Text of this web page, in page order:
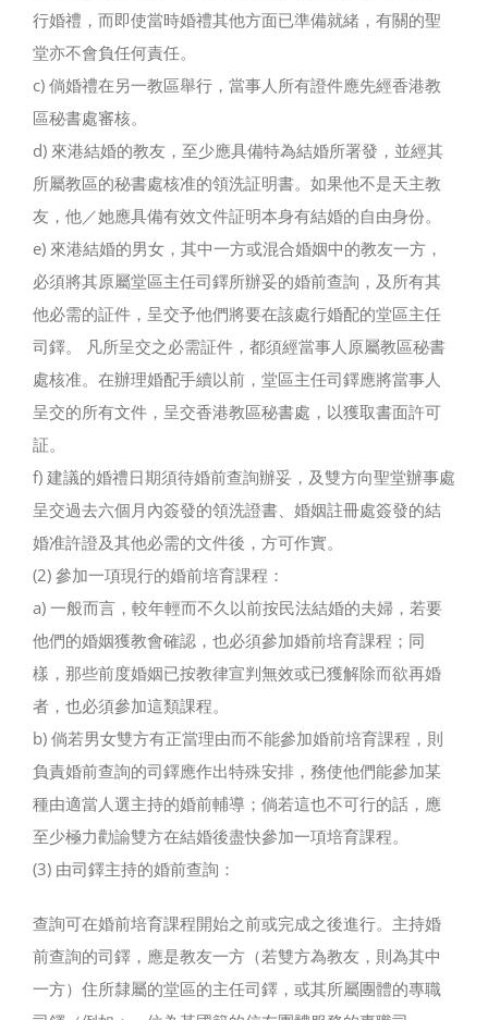
行婚禮，而即使當時婚禮其他方面已準備就緒，有關的聖
堂亦不會負任何責任。
c) 倘婚禮在另一教區舉行，當事人所有證件應先經香港教
區秘書處審核。
d) 來港結婚的教友，至少應具備特為結婚所署發，並經其
所屬教區的秘書處核准的領洗証明書。如果他不是天主教
友，他／她應具備有效文件証明本身有結婚的自由身份。
e) 來港結婚的男女，其中一方或混合婚姻中的教友一方，
必須將其原屬堂區主任司鐸所辦妥的婚前查詢，及所有其
他必需的証件，呈交予他們將要在該處行婚配的堂區主任
司鐸。 凡所呈交之必需証件，都須經當事人原屬教區秘書
處核准。在辦理婚配手續以前，堂區主任司鐸應將當事人
呈交的所有文件，呈交香港教區秘書處，以獲取書面許可
証。
f) 建議的婚禮日期須待婚前查詢辦妥，及雙方向聖堂辦事處
呈交過去六個月內簽發的領洗證書、婚姻註冊處簽發的結
婚准許證及其他必需的文件後，方可作實。
(2) 參加一項現行的婚前培育課程：
a) 一般而言，較年輕而不久以前按民法結婚的夫婦，若要
他們的婚姻獲教會確認，也必須參加婚前培育課程；同
樣，那些前度婚姻已按教律宣判無效或已獲解除而欲再婚
者，也必須參加這類課程。
b) 倘若男女雙方有正當理由而不能參加婚前培育課程，則
負責婚前查詢的司鐸應作出特殊安排，務使他們能參加某
種由適當人選主持的婚前輔導；倘若這也不可行的話，應
至少極力勸諭雙方在結婚後盡快參加一項培育課程。
(3) 由司鐸主持的婚前查詢：
查詢可在婚前培育課程開始之前或完成之後進行。主持婚
前查詢的司鐸，應是教友一方（若雙方為教友，則為其中
一方）住所隸屬的堂區的主任司鐸，或其所屬團體的專職